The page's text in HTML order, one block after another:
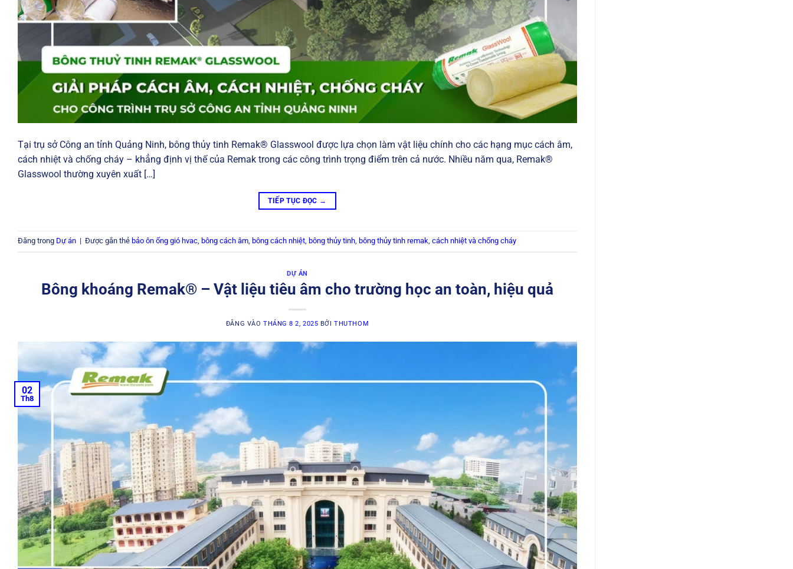
Tại trụ sở Công an tỉnh Quảng Ninh, bông thủy tinh Remak® Glasswool được lựa chọn làm vật liệu chính cho các hạng mục cách âm,
cách nhiệt và chống cháy – khẳng định vị thế của Remak trong các công trình trọng điểm trên cả nước. Nhiều năm qua, Remak®
Glasswool thường xuyên xuất […]
TIẾP TỤC ĐỌC →
Đăng trong Dự án | Được gắn thẻ bảo ôn ống gió hvac, bông cách âm, bông cách nhiệt, bông thủy tinh, bông thủy tinh remak, cách nhiệt và chống cháy
DỰ ÁN
Bông khoáng Remak® – Vật liệu tiêu âm cho trường học an toàn, hiệu quả
ĐĂNG VÀO THÁNG 8 2, 2025 BỞITHUTHOM
02
Th8